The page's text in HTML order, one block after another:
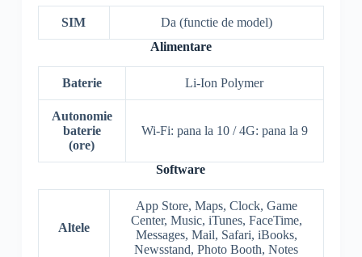
SIM
Da (functie de model)
Alimentare
Baterie Li-Ion Polymer
Autonomie
baterie
(ore)
Wi-Fi: pana la 10 / 4G: pana la 9
Software
Altele
App Store, Maps, Clock, Game
Center, Music, iTunes, FaceTime,
Messages, Mail, Safari, iBooks,
Newsstand, Photo Booth, Notes